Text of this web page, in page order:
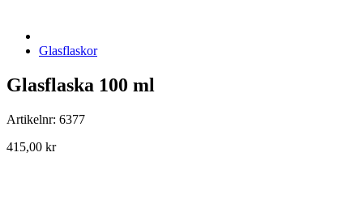
Glasflaskor
Glasflaska 100 ml
Artikelnr: 6377
415,00 kr